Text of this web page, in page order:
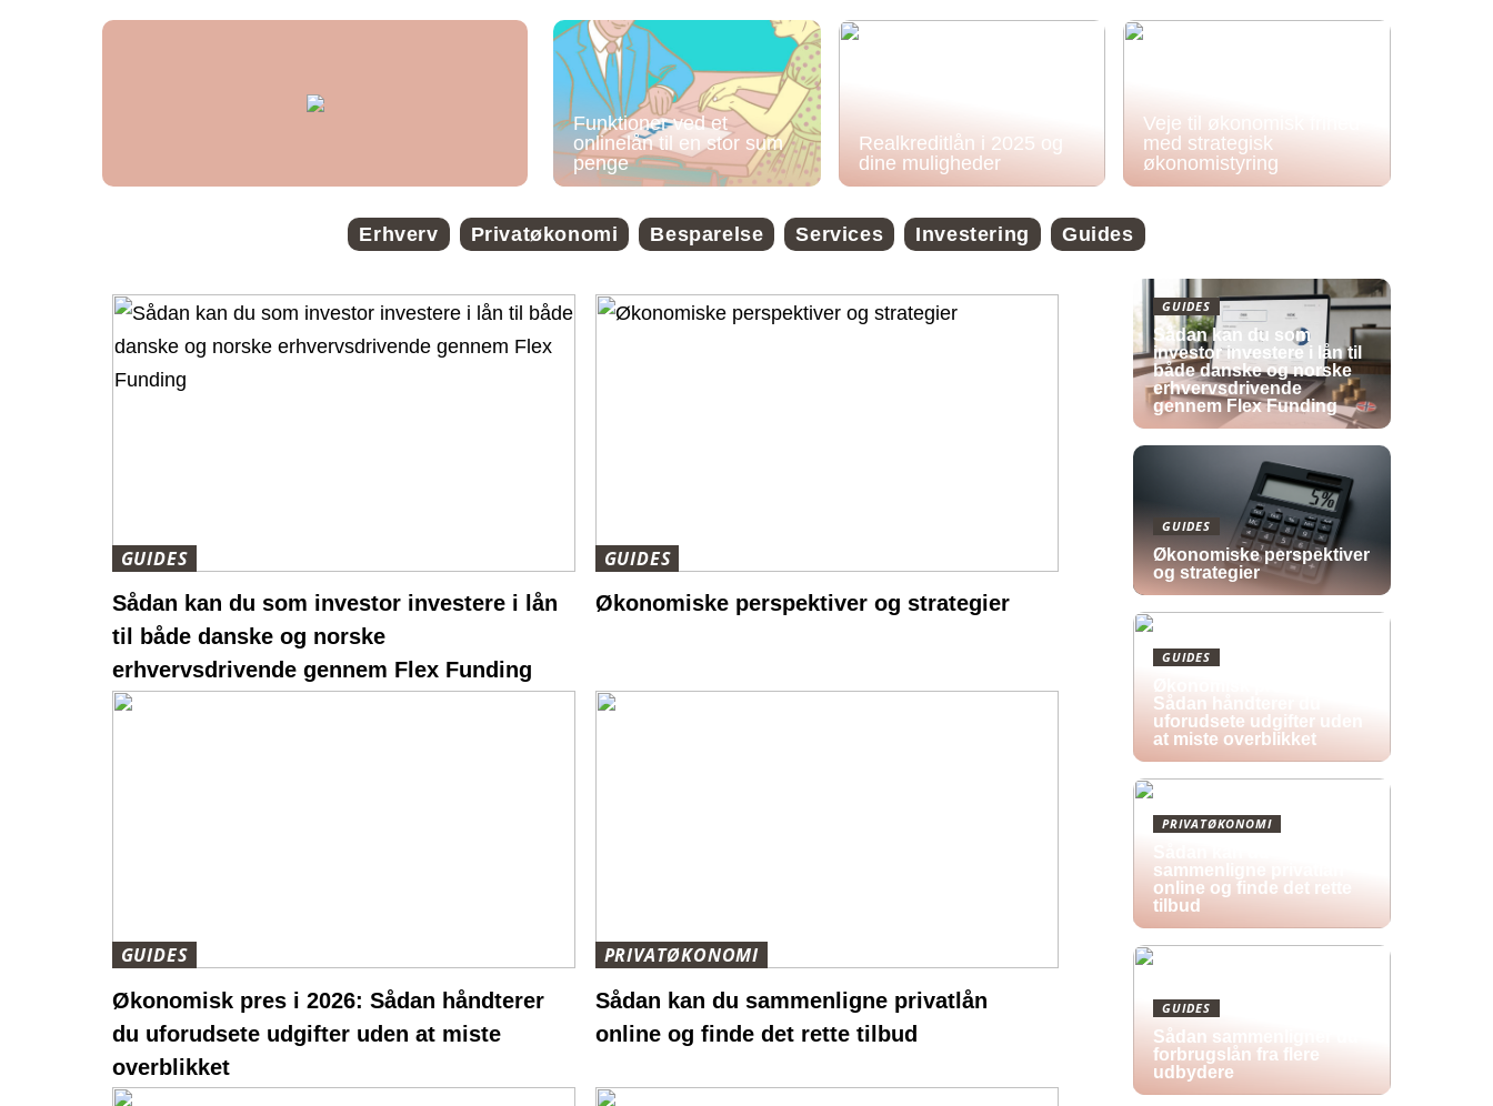
Funktioner ved et
onlinelån til en stor sum
penge
Realkreditlån i 2025 og
dine muligheder
Veje til økonomisk frihed
med strategisk
økonomistyring
Erhverv Privatøkonomi Besparelse Services Investering Guides
GUIDES
Sådan kan du som investor investere i lån
til både danske og norske
erhvervsdrivende gennem Flex Funding
GUIDES
Økonomiske perspektiver og strategier
GUIDES
Økonomisk pres i 2026: Sådan håndterer
du uforudsete udgifter uden at miste
overblikket
PRIVATØKONOMI
Sådan kan du sammenligne privatlån
online og finde det rette tilbud
GUIDES
Sådan kan du som
investor investere i lån til
både danske og norske
erhvervsdrivende
gennem Flex Funding
GUIDES
Økonomiske perspektiver
og strategier
GUIDES
Sådan håndterer du
uforudsete udgifter uden
at miste overblikket
PRIVATØKONOMI
sammenligne privatlån
online og finde det rette
tilbud
GUIDES
Sådan sammenligner du
forbrugslån fra flere
udbydere